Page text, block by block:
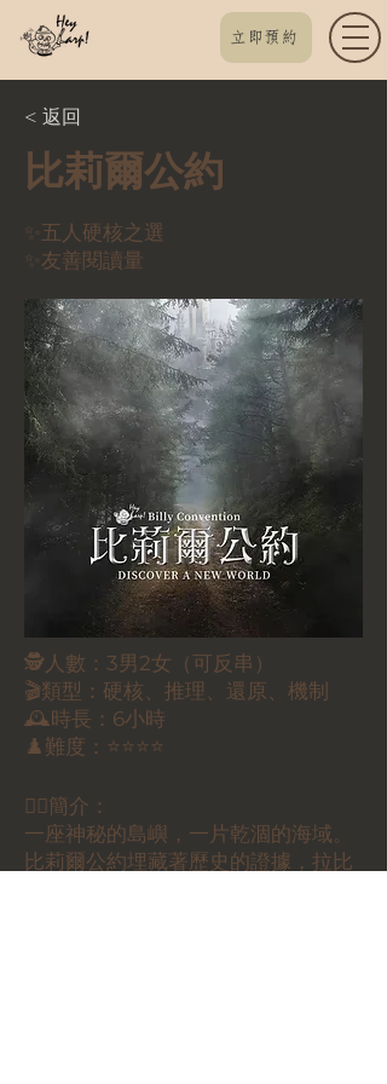
立即預約
< 返回
比莉爾公約
✨五人硬核之選
✨友善閱讀量
🕵️人數：3男2女（可反串）
🎬類型：硬核、推理、還原、機制
🕰️時長：6小時
♟️難度：⭐️⭐️⭐️⭐️
✍🏼簡介：
一座神秘的島嶼，一片乾涸的海域。
比莉爾公約埋藏著歷史的證據，拉比